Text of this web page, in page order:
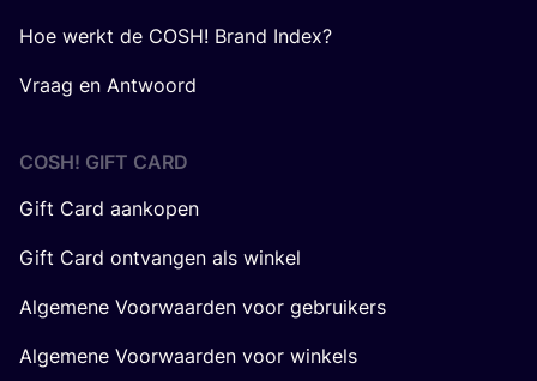
Hoe werkt de COSH! Brand Index?
Vraag en Antwoord
COSH! GIFT CARD
Gift Card aankopen
Gift Card ontvangen als winkel
Algemene Voorwaarden voor gebruikers
Algemene Voorwaarden voor winkels